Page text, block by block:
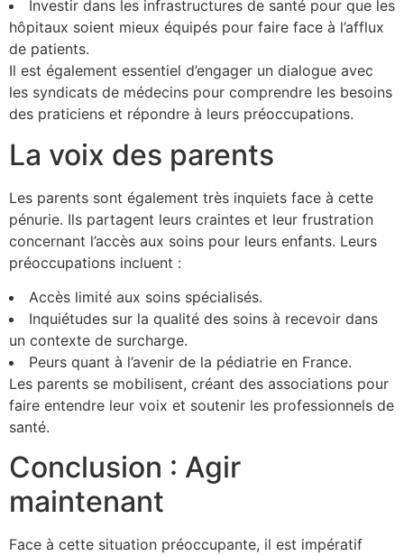
Investir dans les infrastructures de santé pour que les
hôpitaux soient mieux équipés pour faire face à l’afflux
de patients.
Il est également essentiel d’engager un dialogue avec
les syndicats de médecins pour comprendre les besoins
des praticiens et répondre à leurs préoccupations.
La voix des parents
Les parents sont également très inquiets face à cette
pénurie. Ils partagent leurs craintes et leur frustration
concernant l’accès aux soins pour leurs enfants. Leurs
préoccupations incluent :
Accès limité aux soins spécialisés.
Inquiétudes sur la qualité des soins à recevoir dans
un contexte de surcharge.
Peurs quant à l’avenir de la pédiatrie en France.
Les parents se mobilisent, créant des associations pour
faire entendre leur voix et soutenir les professionnels de
santé.
Conclusion : Agir
maintenant
Face à cette situation préoccupante, il est impératif